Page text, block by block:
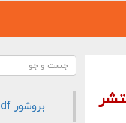
فرم جستجو
بروشور pdf کتاب تاک